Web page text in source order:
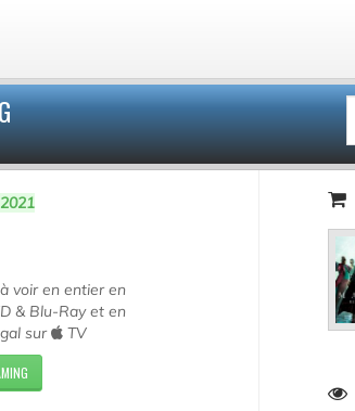
voir en entier en
& Blu-Ray et en
sur
TV